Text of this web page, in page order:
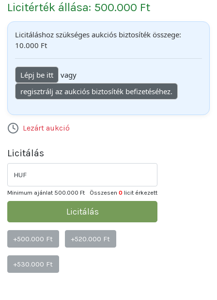
Licitérték állása: 500.000 Ft
Licitáláshoz szükséges aukciós biztosíték összege:
10.000 Ft
Lépj be itt
vagy
regisztrálj az aukciós biztosíték befizetéséhez.
Lezárt aukció
Licitálás
HUF
Minimum ajánlat 500.000 Ft Összesen 0 licit érkezett
Licitálás
+500.000 Ft +520.000 Ft
+530.000 Ft